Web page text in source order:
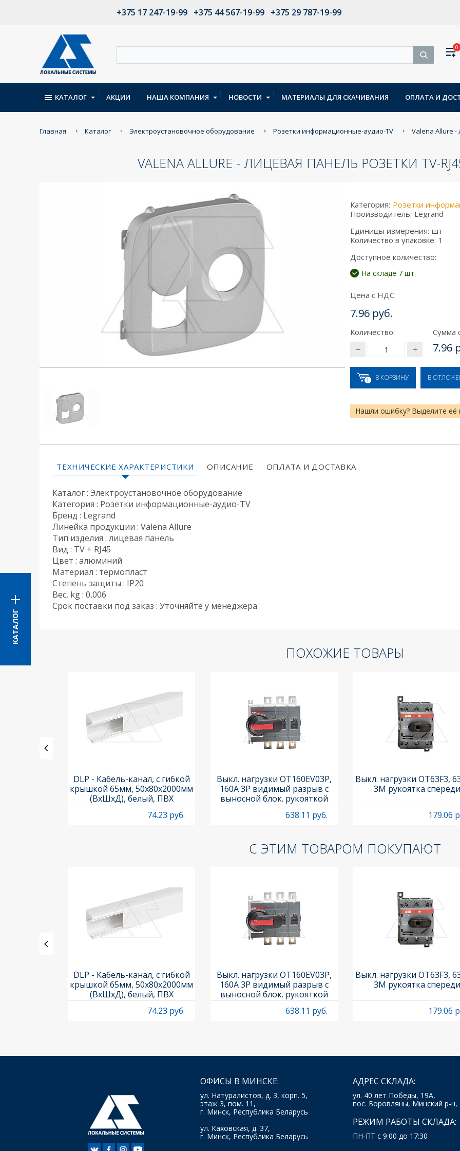
+375 17 247-19-99 +375 44 567-19-99 +375 29 787-19-99
0
КАТАЛОГ
КАТАЛОГ АКЦИИ НАША КОМПАНИЯ НОВОСТИ МАТЕРИАЛЫ ДЛЯ СКАЧИВАНИЯ ОПЛАТА И
Главная Каталог Электроустановочное оборудование Розетки информационные-аудио-TV Valena Allure -
VALENA ALLURE - ЛИЦЕВАЯ ПАНЕЛЬ РОЗЕТКИ TV-
Категория: Розетки
Производитель: Legrand
Единицы измерения: шт
Количество в упаковке: 1
Доступное количество:
На складе 7 шт.
Цена с НДС:
7.96 руб.
Количество: Сумма
7.96
В КОРЗИНУ В
Нашли ошибку? Выделите её
ТЕХНИЧЕСКИЕ ХАРАКТЕРИСТИКИ ОПИСАНИЕ ОПЛАТА И ДОСТАВКА
Каталог : Электроустановочное оборудование
Категория : Розетки информационные-аудио-TV
Бренд : Legrand
Линейка продукции : Valena Allure
Тип изделия : лицевая панель
Вид : TV + RJ45
Цвет : алюминий
Материал : термопласт
Степень защиты : IP20
Вес, kg : 0,006
Срок поставки под заказ : Уточняйте у менеджера
ПОХОЖИЕ ТОВАРЫ
DLP - Кабель-канал, с гибкой
крышкой 65мм, 50x80х2000мм
(ВхШхД), белый, ПВХ
74.23 руб.
Выкл. нагрузки OT160EV03P,
160A 3P видимый разрыв с
выносной блок. рукояткой
OHB65J6 и осью OXP6X210
638.11 руб.
Выкл. нагрузки OT63F3,
3M рукоятка спереди
179.06
С ЭТИМ ТОВАРОМ ПОКУПАЮТ
DLP - Кабель-канал, с гибкой
крышкой 65мм, 50x80х2000мм
(ВхШхД), белый, ПВХ
74.23 руб.
Выкл. нагрузки OT160EV03P,
160A 3P видимый разрыв с
выносной блок. рукояткой
OHB65J6 и осью OXP6X210
638.11 руб.
Выкл. нагрузки OT63F3,
3M рукоятка спереди
179.06
ОФИСЫ В МИНСКЕ:
ул. Натуралистов, д. 3, корп. 5,
этаж 3, пом. 11,
г. Минск, Республика Беларусь
ул. Каховская, д. 37,
г. Минск, Республика Беларусь
АДРЕС СКЛАДА:
ул. 40 лет Победы, 19А,
пос. Боровляны, Минский р-н,
РЕЖИМ РАБОТЫ СКЛАДА:
ПН-ПТ с 9:00 до 17:30